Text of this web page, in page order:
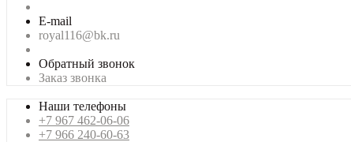
E-mail
royal116@bk.ru
Обратный звонок
Заказ звонка
Наши телефоны
+7 967 462-06-06
+7 966 240-60-63